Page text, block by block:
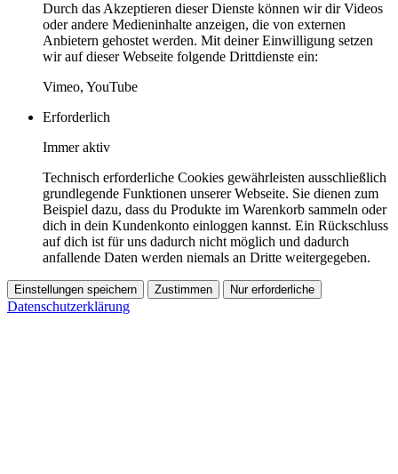
Durch das Akzeptieren dieser Dienste können wir dir Videos
oder andere Medieninhalte anzeigen, die von externen
Anbietern gehostet werden. Mit deiner Einwilligung setzen
wir auf dieser Webseite folgende Drittdienste ein:
Vimeo, YouTube
Erforderlich
Immer aktiv
Technisch erforderliche Cookies gewährleisten ausschließlich
grundlegende Funktionen unserer Webseite. Sie dienen zum
Beispiel dazu, dass du Produkte im Warenkorb sammeln oder
dich in dein Kundenkonto einloggen kannst. Ein Rückschluss
auf dich ist für uns dadurch nicht möglich und dadurch
anfallende Daten werden niemals an Dritte weitergegeben.
Einstellungen speichern Zustimmen Nur erforderliche
Datenschutzerklärung